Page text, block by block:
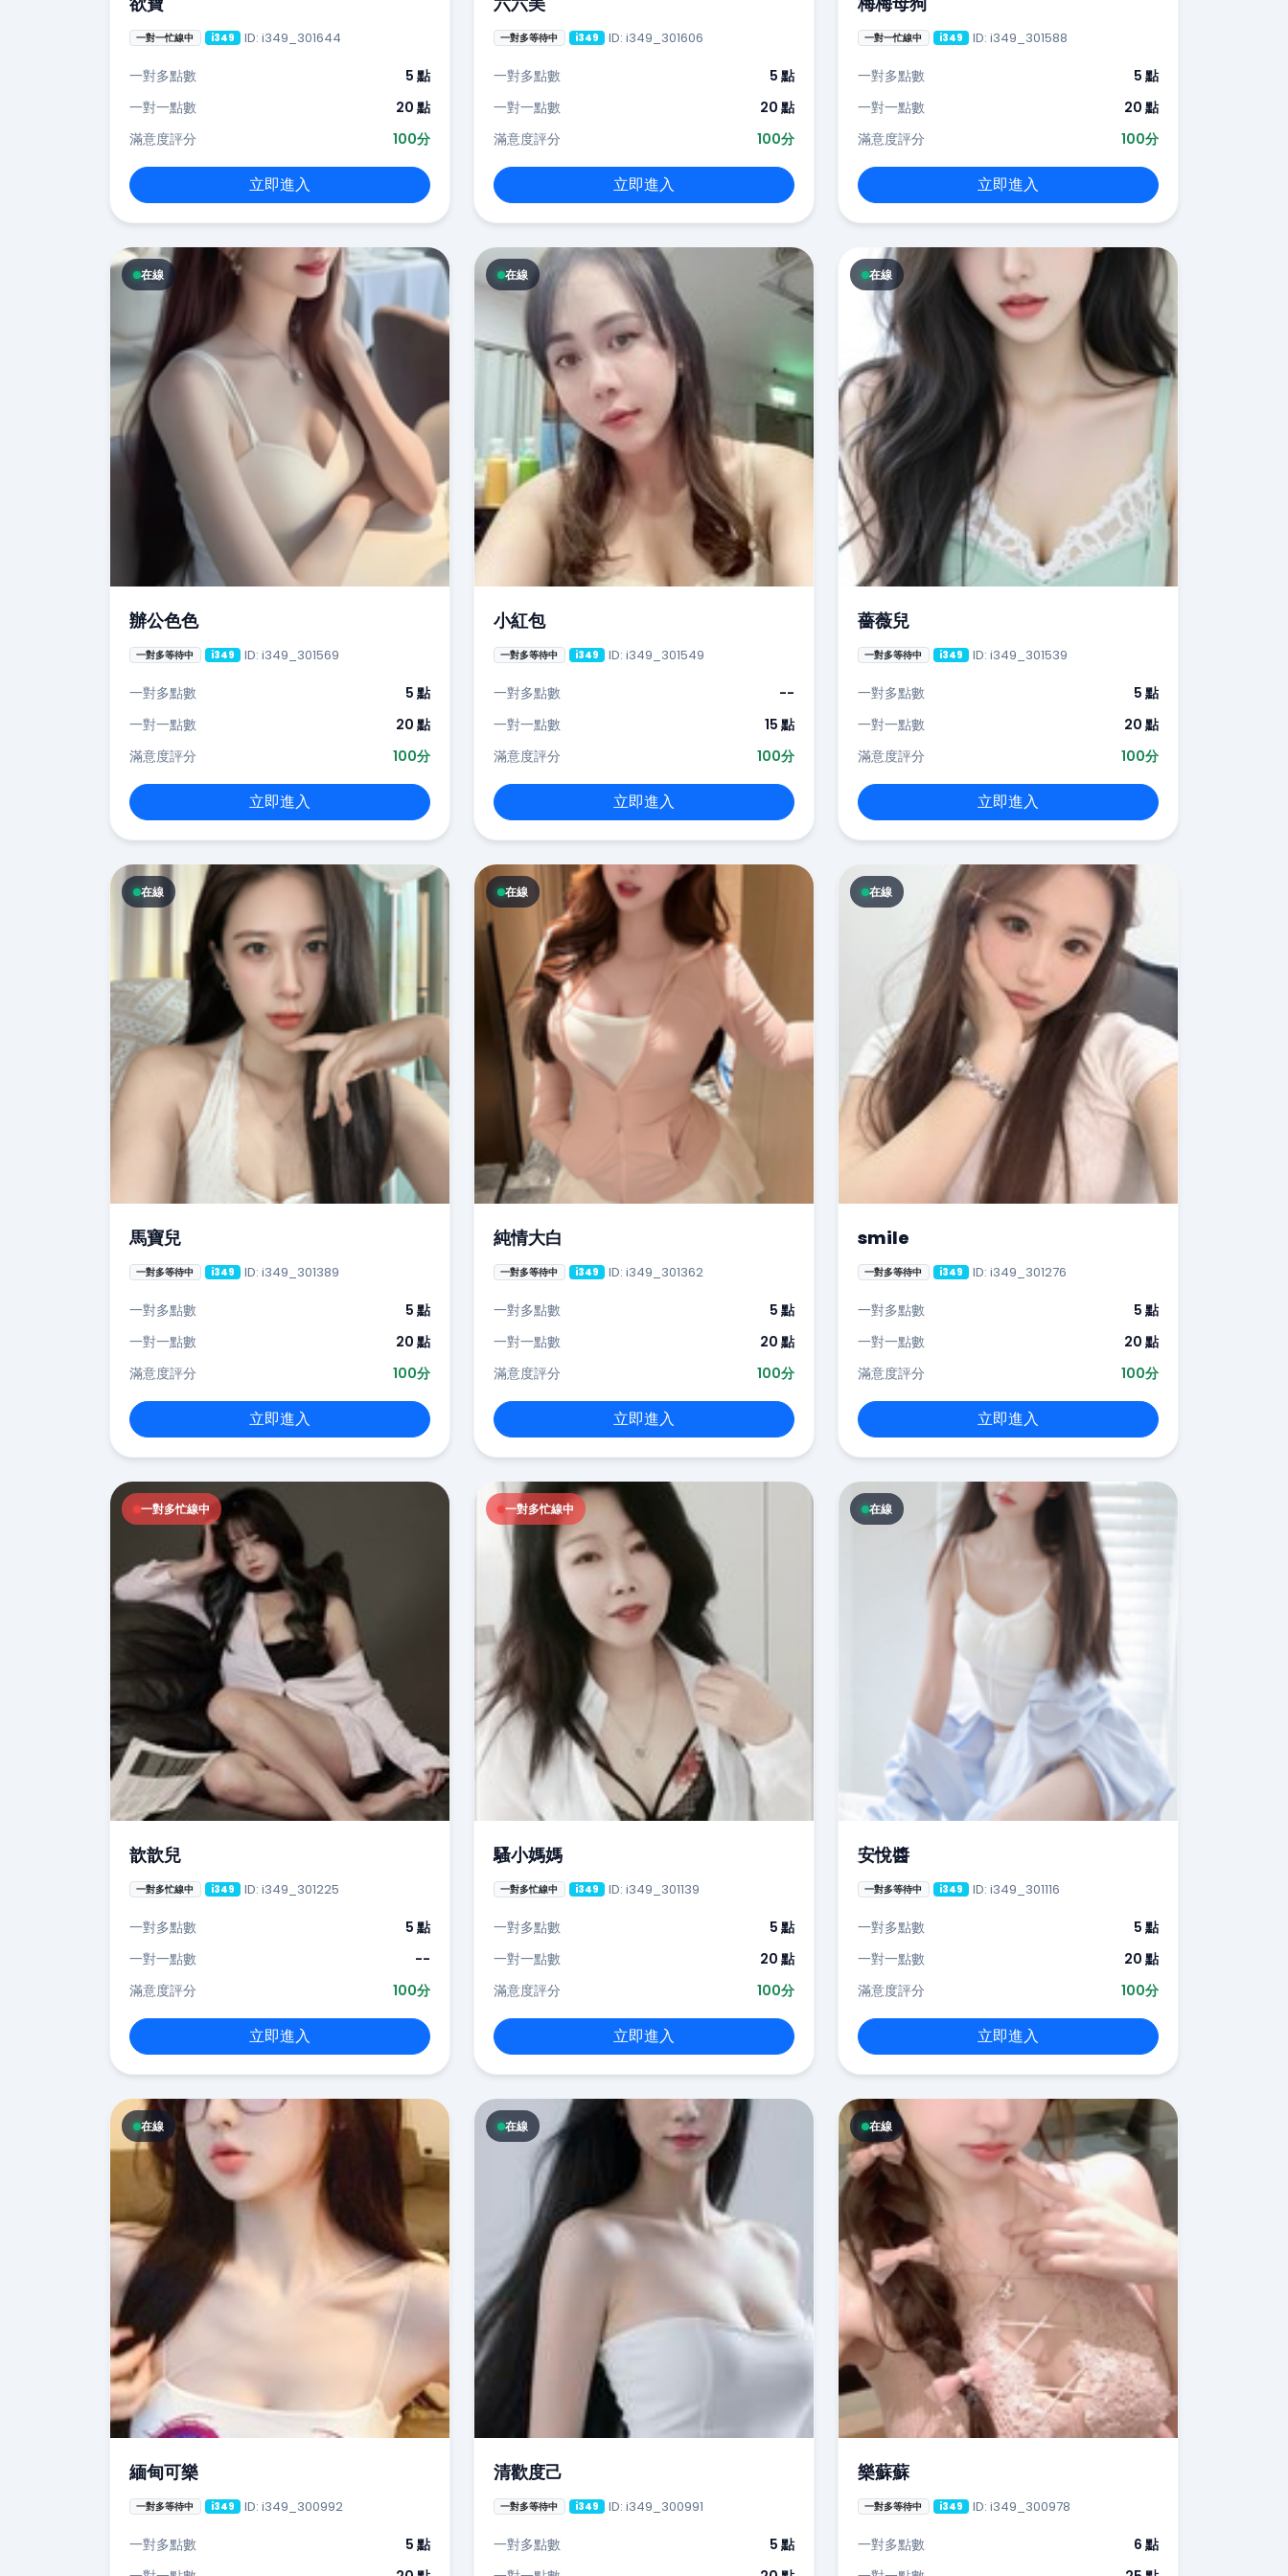
一對一忙線中 i349 ID: i349_301644
一對多點數
5 點
一對一點數
20 點
滿意度評分
100分
立即進入
一對多等待中 i349 ID: i349_301606
一對多點數
5 點
一對一點數
20 點
滿意度評分
100分
立即進入
一對一忙線中 i349 ID: i349_301588
一對多點數
5 點
一對一點數
20 點
滿意度評分
100分
立即進入
在線
辦公色色
一對多等待中 i349 ID: i349_301569
一對多點數
5 點
一對一點數
20 點
滿意度評分
100分
立即進入
在線
小紅包
一對多等待中 i349 ID: i349_301549
一對多點數
--
一對一點數
15 點
滿意度評分
100分
立即進入
在線
薔薇兒
一對多等待中 i349 ID: i349_301539
一對多點數
5 點
一對一點數
20 點
滿意度評分
100分
立即進入
在線
馬寶兒
一對多等待中 i349 ID: i349_301389
一對多點數
5 點
一對一點數
20 點
滿意度評分
100分
立即進入
在線
純情大白
一對多等待中 i349 ID: i349_301362
一對多點數
5 點
一對一點數
20 點
滿意度評分
100分
立即進入
在線
smile
一對多等待中 i349 ID: i349_301276
一對多點數
5 點
一對一點數
20 點
滿意度評分
100分
立即進入
一對多忙線中
歆歆兒
一對多忙線中 i349 ID: i349_301225
一對多點數
5 點
一對一點數
--
滿意度評分
100分
立即進入
一對多忙線中
騷小媽媽
一對多忙線中 i349 ID: i349_301139
一對多點數
5 點
一對一點數
20 點
滿意度評分
100分
立即進入
在線
安悅醬
一對多等待中 i349 ID: i349_301116
一對多點數
5 點
一對一點數
20 點
滿意度評分
100分
立即進入
在線
緬甸可樂
一對多等待中 i349 ID: i349_300992
一對多點數
5 點
在線
清歡度己
一對多等待中 i349 ID: i349_300991
一對多點數
5 點
在線
樂蘇蘇
一對多等待中 i349 ID: i349_300978
一對多點數
6 點